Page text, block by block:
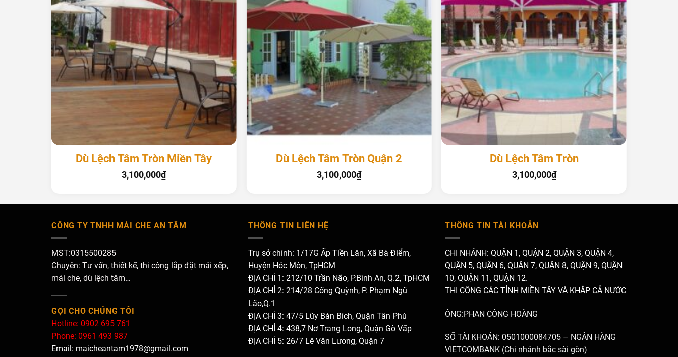
Dù Lệch Tâm Tròn Miền Tây
3,100,000₫
+
Dù Lệch Tâm Tròn Quận 2
3,100,000₫
Dù Lệch Tâm Tròn
3,100,000₫
CÔNG TY TNHH MÁI CHE AN TÂM
MST:0315500285
Chuyên: Tư vấn, thiết kế, thi công lắp đặt mái xếp,
mái che, dù lệch tâm…
GỌI CHO CHÚNG TÔI
Hotline: 0902 695 761
Phone: 0961 493 987
Email: maicheantam1978@gmail.com
THÔNG TIN LIÊN HỆ
Trụ sở chính: 1/17G Ấp Tiền Lân, Xã Bà Điểm,
Huyện Hóc Môn, TpHCM
ĐỊA CHỈ 1: 212/10 Trần Não, P.Bình An, Q.2, TpHCM
ĐỊA CHỈ 2: 214/28 Cống Quỳnh, P. Phạm Ngũ
Lão,Q.1
ĐỊA CHỈ 3: 47/5 Lũy Bán Bích, Quận Tân Phú
ĐỊA CHỈ 4: 438,7 Nơ Trang Long, Quận Gò Vấp
ĐỊA CHỈ 5: 26/7 Lê Văn Lương, Quận 7
THÔNG TIN TÀI KHOẢN
CHI NHÁNH: QUẬN 1, QUẬN 2, QUẬN 3, QUẬN 4,
QUẬN 5, QUẬN 6, QUẬN 7, QUẬN 8, QUẬN 9, QUẬN
10, QUẬN 11, QUẬN 12.
THI CÔNG CÁC TỈNH MIỀN TÂY VÀ KHẮP CẢ NƯỚC
ÔNG:PHAN CÔNG HOÀNG
SỐ TÀI KHOẢN: 0501000084705 – NGÂN HÀNG
VIETCOMBANK (Chi nhánh bắc sài gòn)